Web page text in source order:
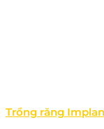
Trồng răng